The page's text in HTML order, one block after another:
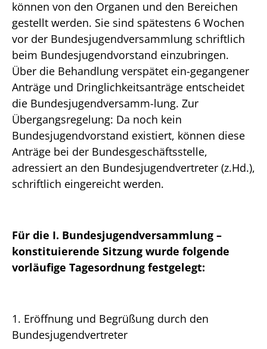
können von den Organen und den Bereichen
gestellt werden. Sie sind spätestens 6 Wochen
vor der Bundesjugendversammlung schriftlich
beim Bundesjugendvorstand einzubringen.
Über die Behandlung verspätet ein-gegangener
Anträge und Dringlichkeitsanträge entscheidet
die Bundesjugendversamm-lung. Zur
Übergangsregelung: Da noch kein
Bundesjugendvorstand existiert, können diese
Anträge bei der Bundesgeschäftsstelle,
adressiert an den Bundesjugendvertreter (z.Hd.),
schriftlich eingereicht werden.
Für die I. Bundesjugendversammlung –
konstituierende Sitzung wurde folgende
vorläufige Tagesordnung festgelegt:
1. Eröffnung und Begrüßung durch den
Bundesjugendvertreter